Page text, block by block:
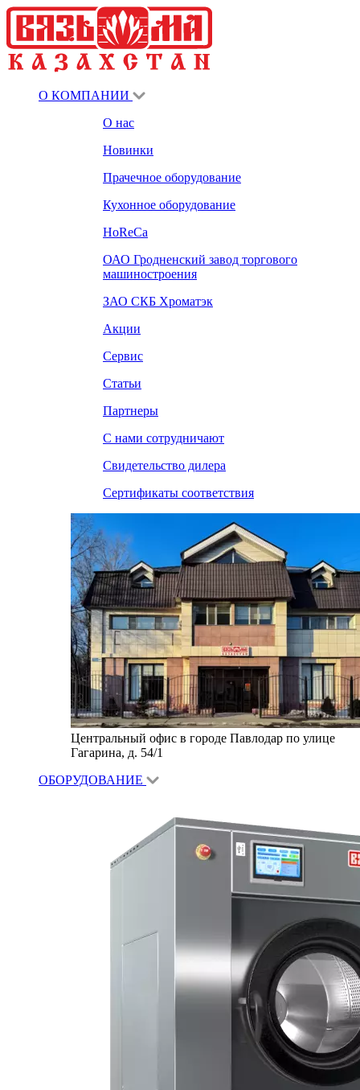
О КОМПАНИИ
О нас
Новинки
Прачечное оборудование
Кухонное оборудование
HoReCa
ОАО Гродненский завод торгового
машиностроения
ЗАО СКБ Хроматэк
Акции
Сервис
Статьи
Партнеры
С нами сотрудничают
Свидетельство дилера
Сертификаты соответствия
Центральный офис в городе Павлодар по улице
Гагарина, д. 54/1
ОБОРУДОВАНИЕ